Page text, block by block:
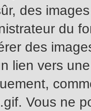
des
du
des
lien vers
Vous ne